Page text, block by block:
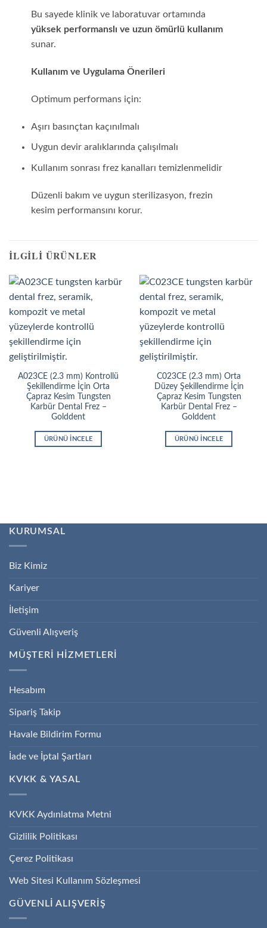
Bu sayede klinik ve laboratuvar ortamında
yüksek performanslı ve uzun ömürlü kullanım
sunar.
Kullanım ve Uygulama Önerileri
Optimum performans için:
Aşırı basınçtan kaçınılmalı
Uygun devir aralıklarında çalışılmalı
Kullanım sonrası frez kanalları temizlenmelidir
Düzenli bakım ve uygun sterilizasyon, frezin
kesim performansını korur.
İLGILI ÜRÜNLER
A023CE (2.3 mm) Kontrollü
Şekillendirme İçin Orta
Çapraz Kesim Tungsten
Karbür Dental Frez –
Golddent
ÜRÜNÜ İNCELE
C023CE (2.3 mm) Orta
Düzey Şekillendirme İçin
Çapraz Kesim Tungsten
Karbür Dental Frez –
Golddent
ÜRÜNÜ İNCELE
KURUMSAL
Biz Kimiz
Kariyer
İletişim
Güvenli Alışveriş
MÜŞTERİ HİZMETLERİ
Hesabım
Sipariş Takip
Havale Bildirim Formu
İade ve İptal Şartları
KVKK & YASAL
KVKK Aydınlatma Metni
Gizlilik Politikası
Çerez Politikası
Web Sitesi Kullanım Sözleşmesi
GÜVENLİ ALIŞVERİŞ